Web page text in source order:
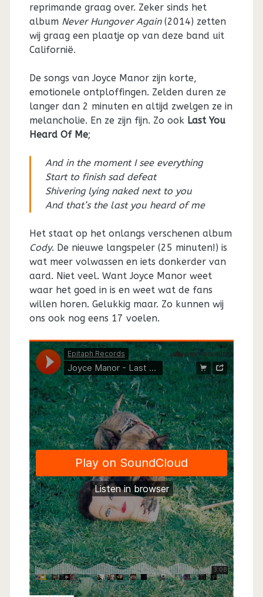
reprimande graag over. Zeker sinds het
album Never Hungover Again(2014) zetten
wij graag een plaatje op van deze band uit
Californië.
De songs van Joyce Manor zijn korte,
emotionele ontploffingen. Zelden duren ze
langer dan 2 minuten en altijd zwelgen ze in
melancholie. En ze zijn fijn. Zo ook Last You
Heard Of Me;
And in the moment I see everything
Start to finish sad defeat
Shivering lying naked next to you
And that’s the last you heard of me
Het staat op het onlangs verschenen album
Cody. De nieuwe langspeler (25 minuten!) is
wat meer volwassen en iets donkerder van
aard. Niet veel. Want Joyce Manor weet
waar het goed in is en weet wat de fans
willen horen. Gelukkig maar. Zo kunnen wij
ons ook nog eens 17 voelen.